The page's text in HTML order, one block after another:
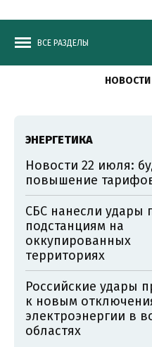
ВСЕ РАЗДЕЛЫ
НОВОСТИ
ЭНЕРГЕТИКА
Новости 22 июля:
повышение
СБС нанесли удары
подстанциям на
оккупированных
территориях
Российские удары
к новым
электроэнергии в
областях